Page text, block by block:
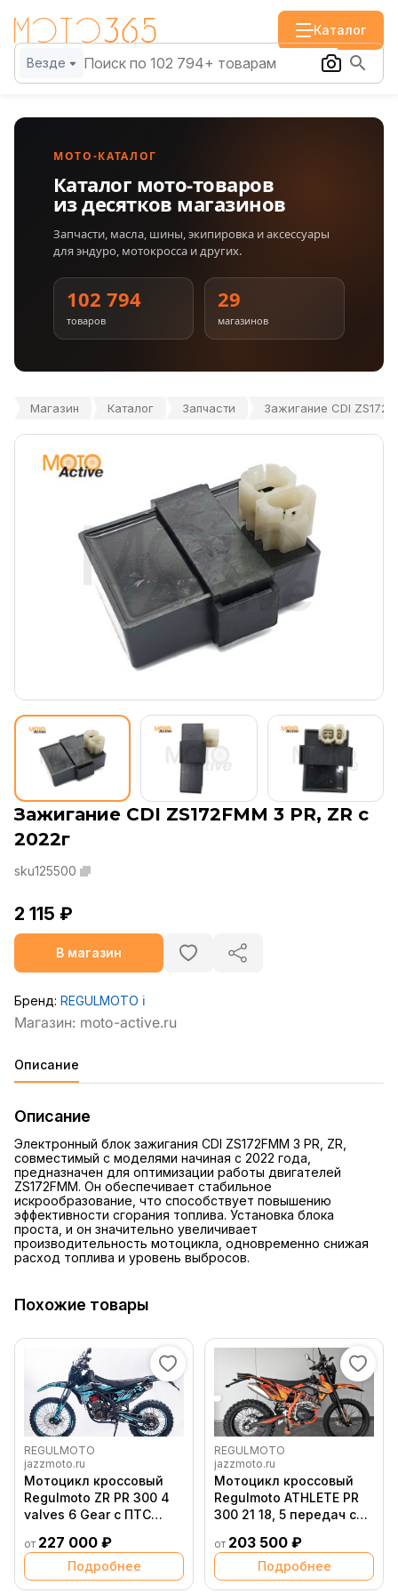
Каталог
Везде
МОТО-КАТАЛОГ
Каталог мото-товаров
из десятков магазинов
Запчасти, масла, шины, экипировка и аксессуары
для эндуро, мотокросса и других.
102 794
товаров
29
магазинов
Магазин Каталог Запчасти Зажигание CDI
Зажигание CDI ZS172FMM 3 PR, ZR с
2022г
sku125500
2 115 ₽
В магазин
Бренд: REGULMOTO ℹ️
Описание
Описание
Электронный блок зажигания CDI ZS172FMM 3 PR, ZR,
совместимый с моделями начиная с 2022 года,
предназначен для оптимизации работы двигателей
ZS172FMM. Он обеспечивает стабильное
искрообразование, что способствует повышению
эффективности сгорания топлива. Установка блока
проста, и он значительно увеличивает
производительность мотоцикла, одновременно снижая
расход топлива и уровень выбросов.
Похожие товары
REGULMOTO
jazzmoto.ru
Мотоцикл кроссовый
Regulmoto ZR PR 300 4
valves 6 Gear с ПТС
от 227 000 ₽
Подробнее
REGULMOTO
jazzmoto.ru
Мотоцикл кроссовый
Regulmoto ATHLETE PR
300 21 18, 5 передач с
черный)
от 203 500 ₽
Подробнее